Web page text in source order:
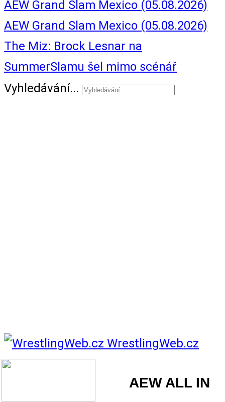
AEW Grand Slam Mexico (05.08.2026)
AEW Grand Slam Mexico (05.08.2026)
The Miz: Brock Lesnar na
SummerSlamu šel mimo scénář
Vyhledávání...
WrestlingWeb.cz
AEW ALL IN